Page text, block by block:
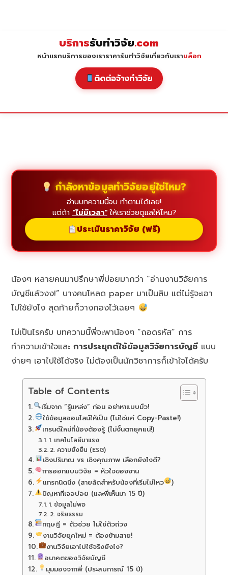
บริการรับทำวิจัย.com
หน้าแรกบริการของเราราคารับทำวิจัยเกี่ยวกับเราบล็อก
ติดต่อจ้างทำวิจัย
กำลังหาข้อมูลทำวิจัยอยู่ใช่ไหม?
อ่านบทความนี้จบ ทำตามได้เลย!
แต่ถ้า "ไม่มีเวลา"ให้เราช่วยดูแลให้ไหม?
ประเมินราคาวิจัย (ฟรี)
น้องๆ หลายคนมาปรึกษาพี่บ่อยมากว่า “อ่านงานวิจัยการ
บัญชีแล้วงง!” บางคนโหลด paper มาเป็นสิบ แต่ไม่รู้จะเอา
ไปใช้ยังไง สุดท้ายก็วางกองไว้เฉยๆ
ไม่เป็นไรครับ บทความนี้พี่จะพาน้องๆ “ถอดรหัส” การ
ทำความเข้าใจและการประยุกต์ใช้ข้อมูลวิจัยการบัญชี แบบ
ง่ายๆ เอาไปใช้ได้จริง ไม่ต้องเป็นนักวิชาการก็เข้าใจได้ครับ
Table of Contents
เริ่มจาก “รู้แหล่ง” ก่อน อย่าหาแบบมั่ว!
ใช้ข้อมูลออนไลน์ให้เป็น (ไม่ใช่แค่ Copy-Paste!)
เทรนด์ใหม่ที่น้องต้องรู้ (ไม่งั้นตกยุคแน่!)
1. เทคโนโลยีมาแรง
2. ความยั่งยืน (ESG)
เชิงปริมาณ vs เชิงคุณภาพ เลือกยังไงดี?
การออกแบบวิจัย = หัวใจของงาน
แทรกนิดนึง (สายลัดสำหรับน้องที่เริ่มไม่ไหว
)
ปัญหาที่เจอบ่อย (และพี่เห็นมา 15 ปี)
1. ข้อมูลไม่พอ
2. จริยธรรม
ทฤษฎี = ตัวช่วย ไม่ใช่ตัวถ่วง
งานวิจัยยุคใหม่ = ต้องข้ามสาย!
งานวิจัยเอาไปใช้จริงยังไง?
อนาคตของวิจัยบัญชี
มุมมองจากพี่ (ประสบการณ์ 15 ปี)